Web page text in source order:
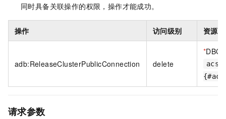
同时具备关联操作的权限，操作才能成功。
操作 访问级别 资源
adb:ReleaseClusterPublicConnection delete
*
请求参数